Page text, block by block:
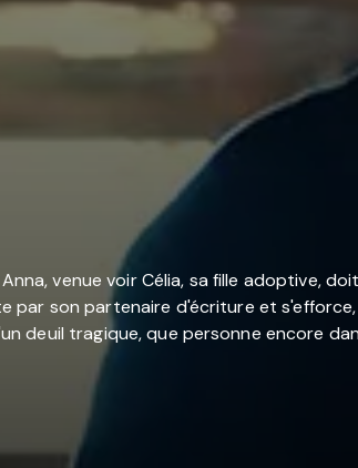
venue voir Célia, sa fille adoptive,
par son partenaire d'écriture et
deuil tragique, que personne encore